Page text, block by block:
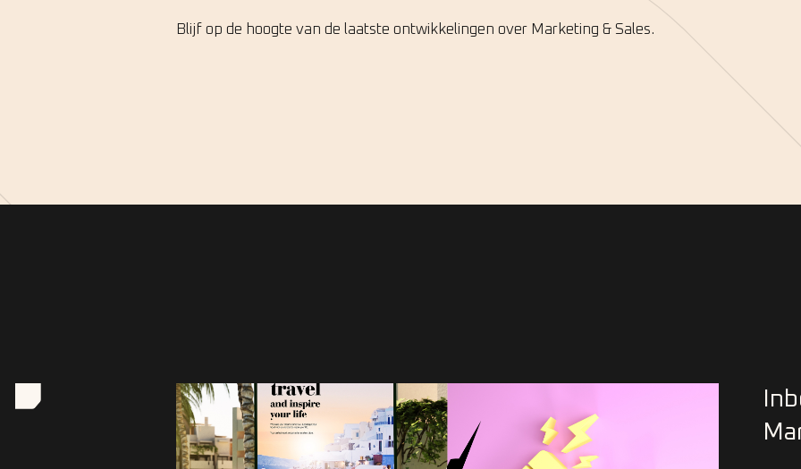
Blijf op de hoogte van de laatste ontwikkelingen over Marketing & Sales.